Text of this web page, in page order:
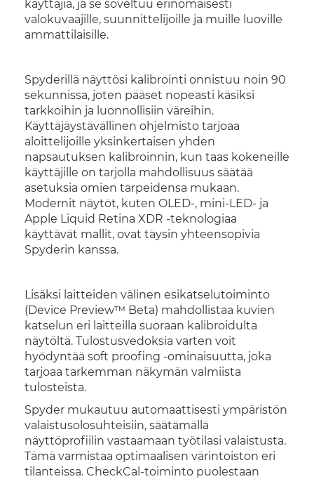
käyttäjiä, ja se soveltuu erinomaisesti
valokuvaajille, suunnittelijoille ja muille luoville
ammattilaisille.
Spyderillä näyttösi kalibrointi onnistuu noin 90
sekunnissa, joten pääset nopeasti käsiksi
tarkkoihin ja luonnollisiin väreihin.
Käyttäjäystävällinen ohjelmisto tarjoaa
aloittelijoille yksinkertaisen yhden
napsautuksen kalibroinnin, kun taas kokeneille
käyttäjille on tarjolla mahdollisuus säätää
asetuksia omien tarpeidensa mukaan.
Modernit näytöt, kuten OLED-, mini-LED- ja
Apple Liquid Retina XDR -teknologiaa
käyttävät mallit, ovat täysin yhteensopivia
Spyderin kanssa.
Lisäksi laitteiden välinen esikatselutoiminto
(Device Preview™ Beta) mahdollistaa kuvien
katselun eri laitteilla suoraan kalibroidulta
näytöltä. Tulostusvedoksia varten voit
hyödyntää soft proofing -ominaisuutta, joka
tarjoaa tarkemman näkymän valmiista
tulosteista.
Spyder mukautuu automaattisesti ympäristön
valaistusolosuhteisiin, säätämällä
näyttöprofiilin vastaamaan työtilasi valaistusta.
Tämä varmistaa optimaalisen värintoiston eri
tilanteissa. CheckCal-toiminto puolestaan